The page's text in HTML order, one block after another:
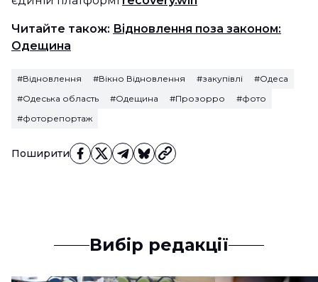
Поширити
Читайте також: Відновлення поза законом:
Одещина
#Відновлення #Вікно Відновлення #закупівлі
#Одеса
#Одеська область
#Одещина #Прозорро
#фото
#фоторепортаж
Вибір редакції